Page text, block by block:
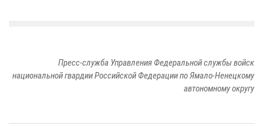
Пресс-служба Управления Федеральной службы войск
национальной гвардии Российской Федерации по Ямало-Ненецкому
автономному округу